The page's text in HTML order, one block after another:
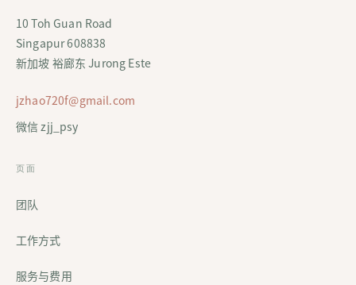
10 Toh Guan Road
Singapur 608838
新加坡 裕廊东 Jurong Este
jzhao720f@gmail.com
微信 zjj_psy
页面
团队
工作方式
服务与费用